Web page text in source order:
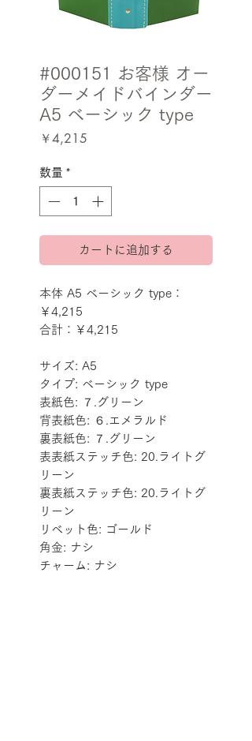
#000151 お客様 オー
ダーメイドバインダー
A5 ベーシック type
￥4,215
数量 *
カートに追加する
本体 A5 ベーシック type：
￥4,215
合計：￥4,215
サイズ: A5
タイプ: ベーシック type
表紙色: ７.グリーン
背表紙色: ６.エメラルド
裏表紙色: ７.グリーン
表表紙ステッチ色: 20.ライトグ
リーン
裏表紙ステッチ色: 20.ライトグ
リーン
リベット色: ゴールド
角金: ナシ
チャーム: ナシ